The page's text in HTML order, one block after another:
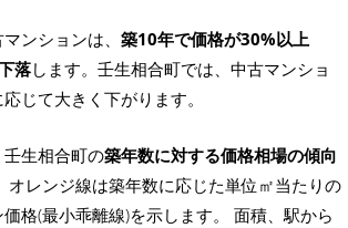
ンションは、 築10年で価格が30%以上
落します。壬生相合町では、中古マンショ
じて大きく下がります。
生相合町の築年数に対する価格相場の傾向
オレンジ線は築年数に応じた単位㎡当たりの
格(最小乖離線)を示します。 面積、駅から